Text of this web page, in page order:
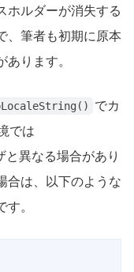
ホルダーが消失する
、筆者も初期に原本
ります。
でカ
では
と異なる場合があり
合は、以下のような
。